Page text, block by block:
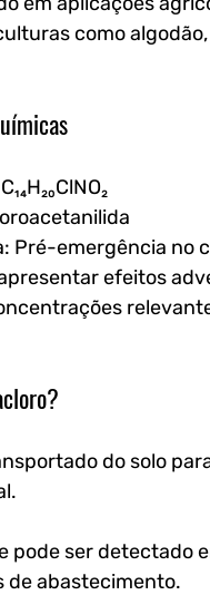
como
C₁₄H₂₀ClNO₂
Pré-emergência no
efeitos
do solo
pode ser detectado
de abastecimento.